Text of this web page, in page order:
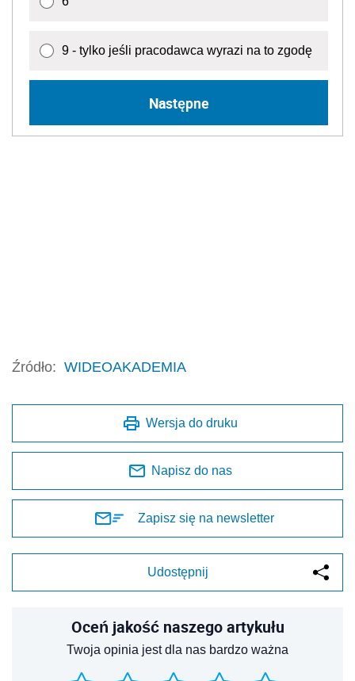
9 - tylko jeśli pracodawca wyrazi na to zgodę
Następne
Źródło: WIDEOAKADEMIA
Wersja do druku
Napisz do nas
Zapisz się na newsletter
Udostępnij
Oceń jakość naszego artykułu
Twoja opinia jest dla nas bardzo ważna